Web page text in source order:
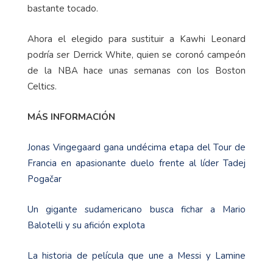
bastante tocado.
Ahora el elegido para sustituir a Kawhi Leonard
podría ser Derrick White, quien se coronó campeón
de la NBA hace unas semanas con los Boston
Celtics.
MÁS INFORMACIÓN
Jonas Vingegaard gana undécima etapa del Tour de
Francia en apasionante duelo frente al líder Tadej
Pogačar
Un gigante sudamericano busca fichar a Mario
Balotelli y su afición explota
La historia de película que une a Messi y Lamine